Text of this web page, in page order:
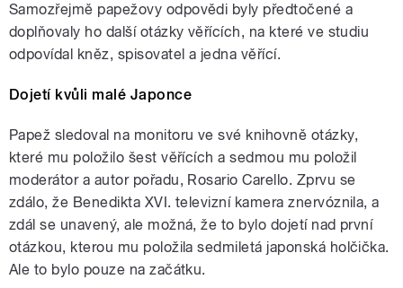
Samozřejmě papežovy odpovědi byly předtočené a
doplňovaly ho další otázky věřících, na které ve studiu
odpovídal kněz, spisovatel a jedna věřící.
Dojetí kvůli malé Japonce
Papež sledoval na monitoru ve své knihovně otázky,
které mu položilo šest věřících a sedmou mu položil
moderátor a autor pořadu, Rosario Carello. Zprvu se
zdálo, že Benedikta XVI. televizní kamera znervóznila, a
zdál se unavený, ale možná, že to bylo dojetí nad první
otázkou, kterou mu položila sedmiletá japonská holčička.
Ale to bylo pouze na začátku.